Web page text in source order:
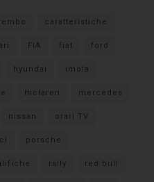
caratteristiche
FIA fiat ford
hyundai imola
mclaren mercedes
nissan orari TV
porsche
rally red bull